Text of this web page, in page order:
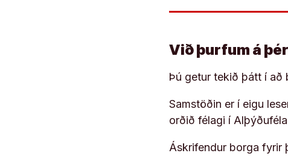
Við þurfum á
Þú getur tekið þátt í að
Samstöðin er í eigu
orðið félagi í
Áskrifendur borga fyrir